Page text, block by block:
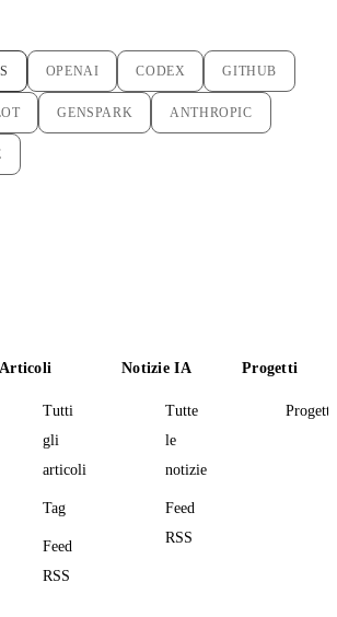
OPENAI CODEX GITHUB
GENSPARK ANTHROPIC
Articoli
Tutti
gli
articoli
Tag
Feed
RSS
Notizie IA
Tutte
le
notizie
Feed
RSS
Progetti
Progetti